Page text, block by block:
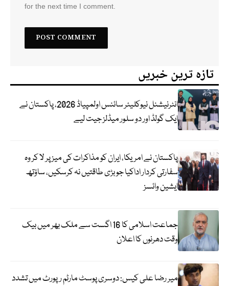
for the next time I comment.
تازہ ترین خبریں
انٹرنیشنل نیوکلیئر سائنس اولمپیاڈ 2026، پاکستان نے
ایک گولڈ اور دو سلور میڈلز جیت لیے
پاکستان نے امریکا، ایران کو مذاکرات کی میز پر لا کر وہ
سفارتی کردار اداکیا جو بڑی طاقتیں نہ کرسکیں، ساؤتھ
ایشین وائسز
جماعت اسلامی کا 16 اگست سے ملک بھر میں بیک
وقت دھرنوں کا اعلان
میر رضا علی کیس: دوسری پوسٹ مارٹم رپورٹ میں تشدد